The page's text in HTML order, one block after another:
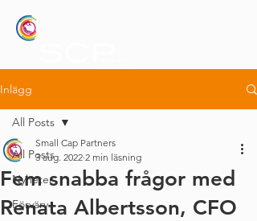
Inlägg
All Posts
Nyheter
Förvärv
All Posts
Fem snabba frågor med
Renata Albertsson, CFO
Small Cap Partners
3 aug. 2022 2 min läsning